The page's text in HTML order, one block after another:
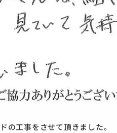
の工事をさせて頂きました。